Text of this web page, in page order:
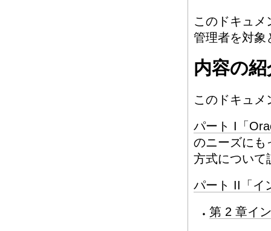
このドキュメ
管理者を対象
内容の紹
このドキュメ
パート I「
のニーズにも
方式について
パート II「イ
第 2 章イ